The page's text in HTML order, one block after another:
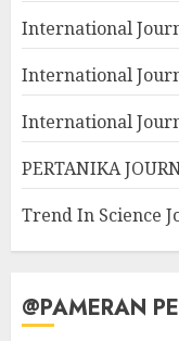
International
International
International
PERTANIKA
Trend In Science
@PAMERAN